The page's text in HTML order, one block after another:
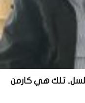
تلك هي كارمن